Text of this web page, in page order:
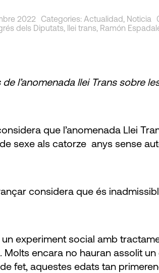
2022 Categories: Actualidad, Noticia
dels Diputats, llei trans, Ramón
l’anomenada llei Trans sobre
que l’anomenada Llei
sexe als catorze anys sense
considera que és
un experiment social amb
Molts encara no hauran assolit
fet, aquestes edats tan